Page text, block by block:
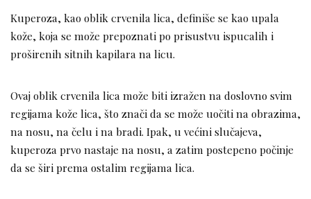
Kuperoza, kao oblik crvenila lica, definiše se kao upala
kože, koja se može prepoznati po prisustvu ispucalih i
proširenih sitnih kapilara na licu.
Ovaj oblik crvenila lica može biti izražen na doslovno svim
regijama kože lica, što znači da se može uočiti na obrazima,
na nosu, na čelu i na bradi. Ipak, u većini slučajeva,
kuperoza prvo nastaje na nosu, a zatim postepeno počinje
da se širi prema ostalim regijama lica.